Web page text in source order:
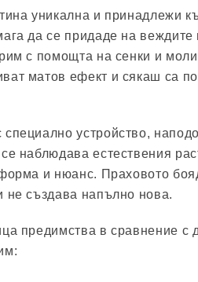
уникална и принадлежи
да се придаде на веждите
с помощта на сенки и
матов ефект и сякаш са
устройство,
наблюдава естествения
и нюанс. Праховото
не създава напълно нова.
предимства в сравнение с